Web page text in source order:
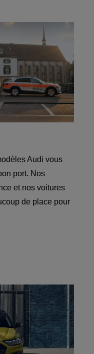
Audi vous
port. Nos
et nos voitures
de place pour